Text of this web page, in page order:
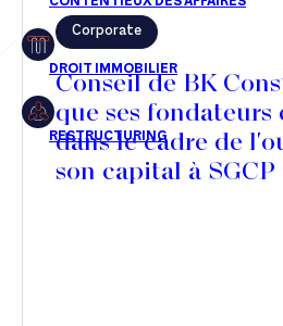
Restructuring
Article
Corporate
Conseil de BK
que ses fondateurs
dans le cadre de
son capital à SGCP